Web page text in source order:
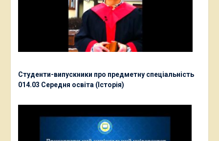
Студенти-випускники про предметну спеціальність
014.03 Середня освіта (Історія)